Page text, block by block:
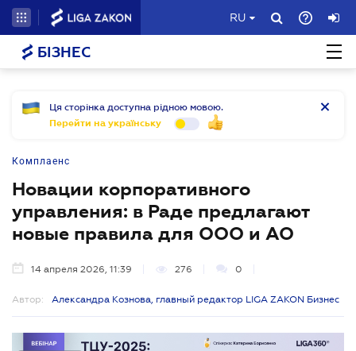
RU
БІЗНЕС
Ця сторінка доступна рідною мовою.
Перейти на українську
Комплаенс
Новации корпоративного
управления: в Раде предлагают
новые правила для ООО и АО
14 апреля 2026, 11:39 276 0
Автор: Александра Кознова, главный редактор LIGA ZAKON Бизнес